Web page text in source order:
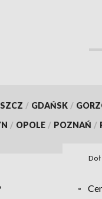
/ GDAŃSK /
/ OPOLE / POZNAŃ /